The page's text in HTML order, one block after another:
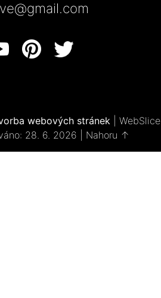
webových stránek
WebSlice
28. 6. 2026 Nahoru ↑